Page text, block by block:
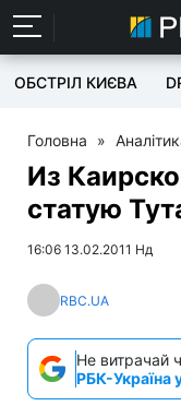
ОБСТРІЛ КИЄВА
Головна »
Из
статую
16:06 13.02.2011 Нд
RBC.UA
Не витрачай
РБК-Україна